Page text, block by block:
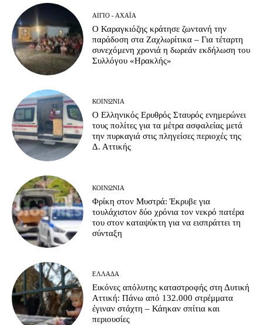
ΑΊΓΙΟ - ΑΧΑΪ́Α
Ο Καραγκιόζης κράτησε ζωντανή την
παράδοση στα Ζαχλωρίτικα – Για τέταρτη
συνεχόμενη χρονιά η δωρεάν εκδήλωση του
Συλλόγου «Ηρακλής»
ΚΟΙΝΩΝΊΑ
Ο Ελληνικός Ερυθρός Σταυρός ενημερώνει
τους πολίτες για τα μέτρα ασφαλείας μετά
την πυρκαγιά στις πληγείσες περιοχές της
Δ. Αττικής
ΚΟΙΝΩΝΊΑ
Φρίκη στον Μυστρά: Έκρυβε για
τουλάχιστον δύο χρόνια τον νεκρό πατέρα
του στον καταψύκτη για να εισπράττει τη
σύνταξη
ΕΛΛΆΔΑ
Εικόνες απόλυτης καταστροφής στη Δυτική
Αττική: Πάνω από 132.000 στρέμματα
έγιναν στάχτη – Κάηκαν σπίτια και
περιουσίες